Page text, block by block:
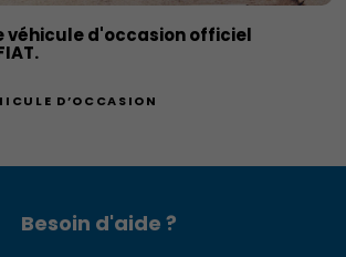
véhicule d'occasion officiel
D’OCCASION
Besoin d'aide ?